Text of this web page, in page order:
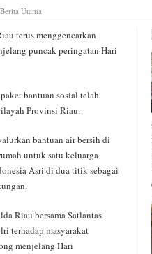
Berita Utama
terus menggencarkan
puncak peringatan Hari
bantuan sosial telah
Provinsi Riau.
bantuan air bersih di
untuk satu keluarga
Asri di dua titik sebagai
Riau bersama Satlantas
terhadap masyarakat
menjelang Hari